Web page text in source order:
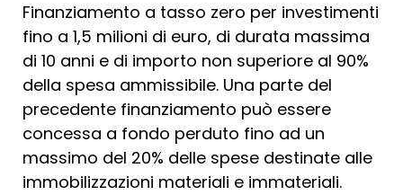
Finanziamento a tasso zero per investimenti
fino a 1,5 milioni di euro, di durata massima
di 10 anni e di importo non superiore al 90%
della spesa ammissibile. Una parte del
precedente finanziamento può essere
concessa a fondo perduto fino ad un
massimo del 20% delle spese destinate alle
immobilizzazioni materiali e immateriali.